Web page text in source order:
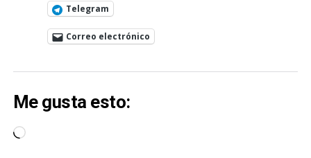
Telegram
Correo electrónico
Me gusta esto:
Cargando...